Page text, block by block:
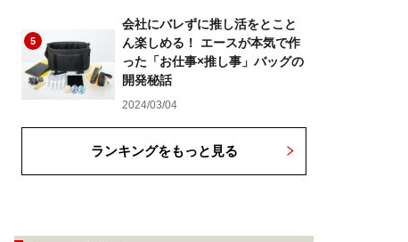
5
会社にバレずに推し活をとこと
ん楽しめる！ エースが本気で作
った「お仕事×推し事」バッグの
開発秘話
2024/03/04
ランキングをもっと見る